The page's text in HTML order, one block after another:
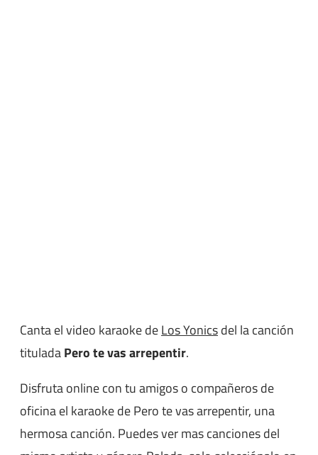
Canta el video karaoke deLos Yonicsdel la canción
tituladaPero te vas arrepentir.
Disfruta online con tu amigos o compañeros de
oficina el karaoke de Pero te vas arrepentir, una
hermosa canción. Puedes ver mas canciones del